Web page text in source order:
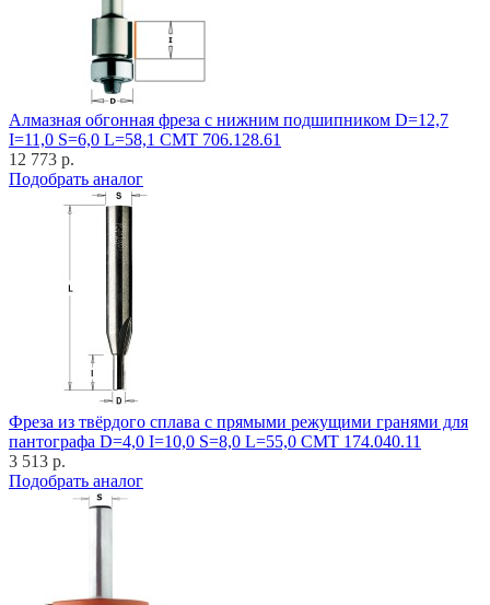
Алмазная обгонная фреза с нижним подшипником D=12,7
I=11,0 S=6,0 L=58,1 CMT 706.128.61
12 773 р.
Подобрать аналог
Фреза из твёрдого сплава с прямыми режущими гранями для
пантографа D=4,0 I=10,0 S=8,0 L=55,0 CMT 174.040.11
3 513 р.
Подобрать аналог